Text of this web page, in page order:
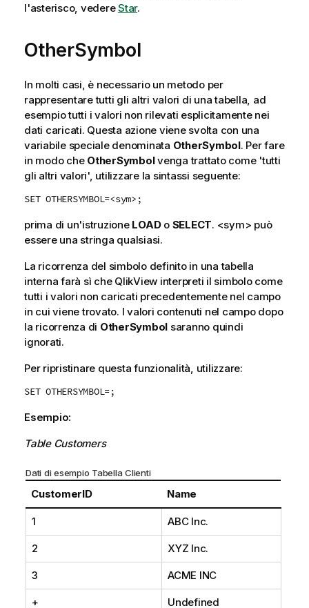
l'asterisco, vedereStar.
OtherSymbol
In molti casi, è necessario un metodo per
rappresentare tutti gli altri valori di una tabella, ad
esempio tutti i valori non rilevati esplicitamente nei
dati caricati. Questa azione viene svolta con una
variabile speciale denominata OtherSymbol. Per fare
in modo che OtherSymbolvenga trattato come 'tutti
gli altri valori', utilizzare la sintassi seguente:
SET OTHERSYMBOL=<sym>;
prima di un'istruzione LOADo SELECT. <sym> può
essere una stringa qualsiasi.
La ricorrenza del simbolo definito in una tabella
interna farà sì che QlikView interpreti il simbolo come
tutti i valori non caricati precedentemente nel campo
in cui viene trovato. I valori contenuti nel campo dopo
la ricorrenza di OtherSymbol saranno quindi
ignorati.
Per ripristinare questa funzionalità, utilizzare:
SET OTHERSYMBOL=;
Esempio:
Table Customers
Dati di esempio Tabella Clienti
CustomerID Name
1 ABC Inc.
2 XYZ Inc.
3 ACME INC
+ Undefined